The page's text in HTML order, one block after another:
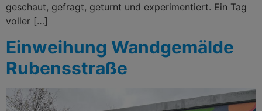
geschaut, gefragt, geturnt und experimentiert. Ein Tag
voller […]
Einweihung Wandgemälde
Rubensstraße